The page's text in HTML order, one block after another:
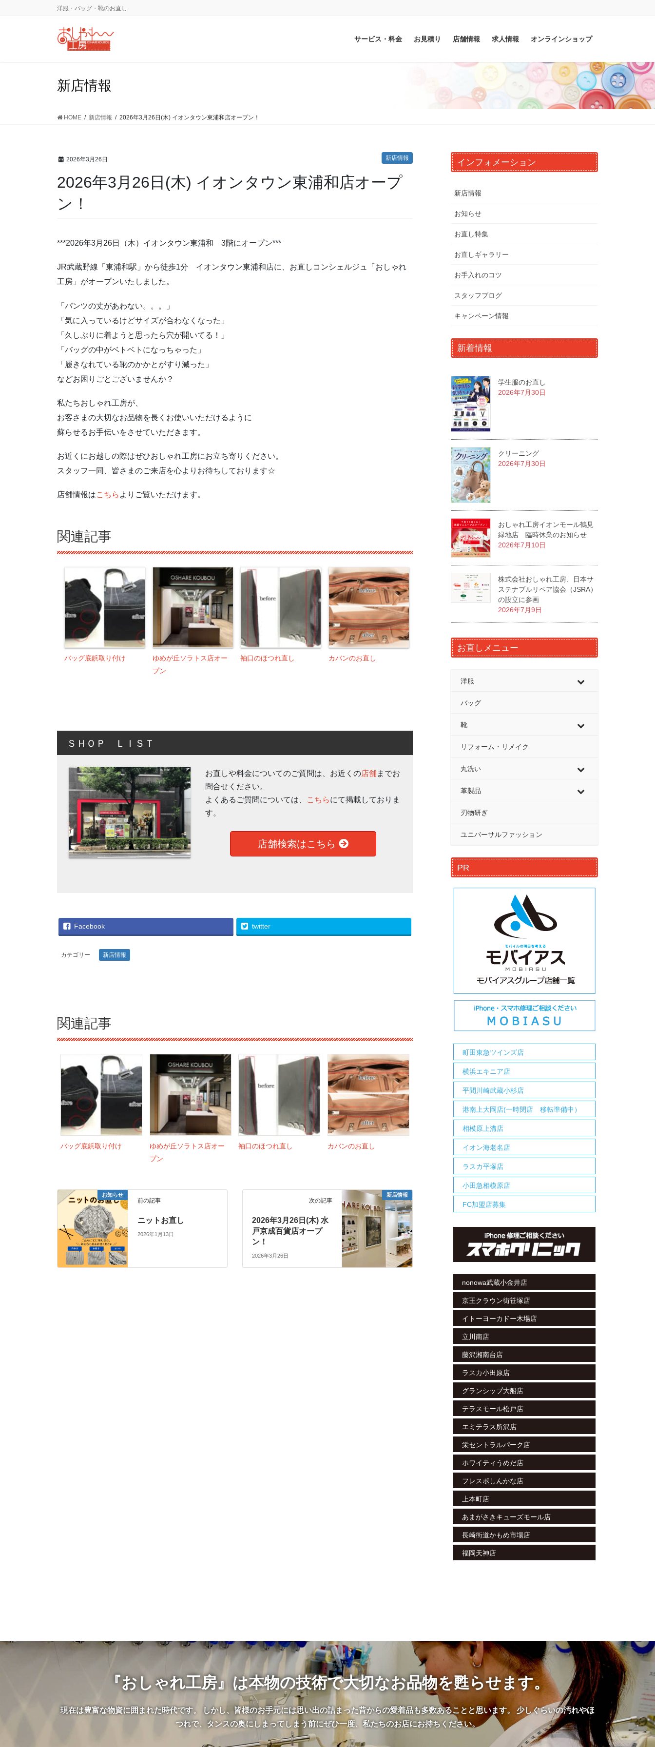
洋服・バッグ・靴のお直し
サービス・料金 お見積り 店舗情報 求人情報 オンラインショップ
新店情報
HOME 新店情報 2026年3月26日(木) イオンタウン東浦和店オープン！
2026年3月26日 新店情報
2026年3月26日(木) イオンタウン東浦和店オープ
ン！
***2026年3月26日（木）イオンタウン東浦和 3階にオープン***
JR武蔵野線「東浦和駅」から徒歩1分 イオンタウン東浦和店に、お直しコンシェルジュ「おしゃれ
工房」がオープンいたしました。
「パンツの丈があわない。。。」
「気に入っているけどサイズが合わなくなった」
「久しぶりに着ようと思ったら穴が開いてる！」
「バッグの中がベトベトになっちゃった」
「履きなれている靴のかかとがすり減った」
などお困りごとございませんか？
私たちおしゃれ工房が、
お客さまの大切なお品物を長くお使いいただけるように
蘇らせるお手伝いをさせていただきます。
お近くにお越しの際はぜひおしゃれ工房にお立ち寄りください。
スタッフ一同、皆さまのご来店を心よりお待ちしております☆
店舗情報はこちら よりご覧いただけます。
関連記事
バッグ底鋲取り付け
ゆめが丘ソラトス店オー
プン
袖口のほつれ直し カバンのお直し
ＳＨＯＰ ＬＩＳＴ
お直しや料金についてのご質問は、お近くの店舗までお
問合せください。
よくあるご質問については、
こちらにて掲載しておりま
す。
店舗検索はこちら
Facebook twitter
カテゴリー 新店情報
関連記事
バッグ底鋲取り付け
ゆめが丘ソラトス店オー
プン
袖口のほつれ直し カバンのお直し
お知らせ
前の記事
ニットお直し
2026年1月13日
新店情報
次の記事
2026年3月26日(木) 水
戸京成百貨店オープ
ン！
2026年3月26日
インフォメーション
新店情報
お知らせ
お直し特集
お直しギャラリー
お手入れのコツ
スタッフブログ
キャンペーン情報
新着情報
学生服のお直し
2026年7月30日
クリーニング
2026年7月30日
おしゃれ工房イオンモール鶴見
緑地店 臨時休業のお知らせ
2026年7月10日
株式会社おしゃれ工房、日本サ
ステナブルリペア協会（JSRA）
の設立に参画
2026年7月9日
お直しメニュー
洋服
バッグ
靴
リフォーム・リメイク
丸洗い
革製品
刃物研ぎ
ユニバーサルファッション
PR
町田東急ツインズ店
横浜エキニア店
平間川崎武蔵小杉店
港南上大岡店(一時閉店 移転準備中）
相模原上溝店
イオン海老名店
ラスカ平塚店
小田急相模原店
FC加盟店募集
nonowa武蔵小金井店
京王クラウン街笹塚店
イトーヨーカドー木場店
立川南店
藤沢湘南台店
ラスカ小田原店
グランシップ大船店
テラスモール松戸店
エミテラス所沢店
栄セントラルパーク店
ホワイティうめだ店
フレスポしんかな店
上本町店
あまがさきキューズモール店
長崎街道かもめ市場店
福岡天神店
『おしゃれ工房』は本物の技術で大切なお品物を甦らせます。
現在は豊富な物資に囲まれた時代です。 しかし、皆様のお手元には思い出の詰まった昔からの愛着品も多数あることと思います。 少しぐらいの汚れやほ
つれで、タンスの奥にしまってしまう前にぜひ一度、私たちのお店にお持ちください。